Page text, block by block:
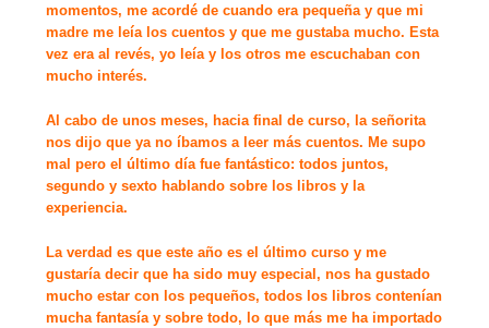
momentos, me acordé de cuando era pequeña y que mi
madre me leía los cuentos y que me gustaba mucho. Esta
vez era al revés, yo leía y los otros me escuchaban con
mucho interés.
Al cabo de unos meses, hacia final de curso, la señorita
nos dijo que ya no íbamos a leer más cuentos. Me supo
mal pero el último día fue fantástico: todos juntos,
segundo y sexto hablando sobre los libros y la
experiencia.
La verdad es que este año es el último curso y me
gustaría decir que ha sido muy especial, nos ha gustado
mucho estar con los pequeños, todos los libros contenían
mucha fantasía y sobre todo, lo que más me ha importado